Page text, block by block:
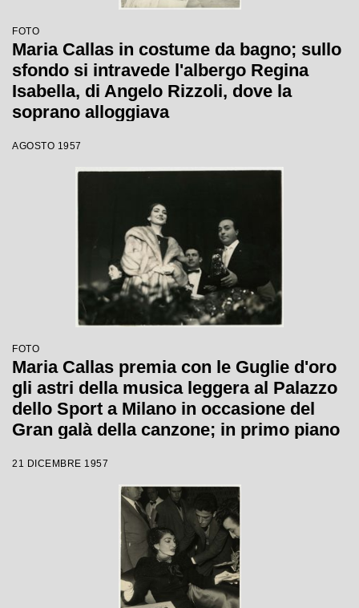
FOTO
Maria Callas in costume da bagno; sullo
sfondo si intravede l'albergo Regina
Isabella, di Angelo Rizzoli, dove la
soprano alloggiava
AGOSTO 1957
FOTO
Maria Callas premia con le Guglie d'oro
gli astri della musica leggera al Palazzo
dello Sport a Milano in occasione del
Gran galà della canzone; in primo piano
21 DICEMBRE 1957